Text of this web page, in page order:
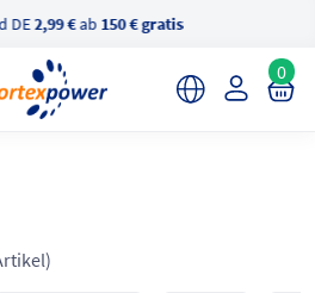
DE2,99 €ab 150 € gratis
0